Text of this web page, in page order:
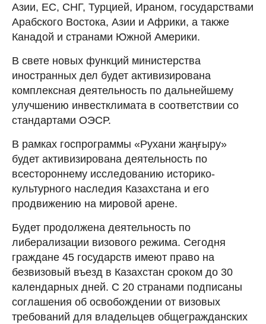
Азии, ЕС, СНГ, Турцией, Ираном, государствами
Арабского Востока, Азии и Африки, а также
Канадой и странами Южной Америки.
В свете новых функций министерства
иностранных дел будет активизирована
комплексная деятельность по дальнейшему
улучшению инвестклимата в соответствии со
стандартами ОЭСР.
В рамках госпрограммы «Рухани жаңғыру»
будет активизирована деятельность по
всестороннему исследованию историко-
культурного наследия Казахстана и его
продвижению на мировой арене.
Будет продолжена деятельность по
либерализации визового режима. Сегодня
граждане 45 государств имеют право на
безвизовый въезд в Казахстан сроком до 30
календарных дней. С 20 странами подписаны
соглашения об освобождении от визовых
требований для владельцев общегражданских